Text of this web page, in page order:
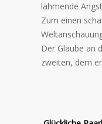
lähmende
Zum einen
Der Glaube an
zweiten, dem